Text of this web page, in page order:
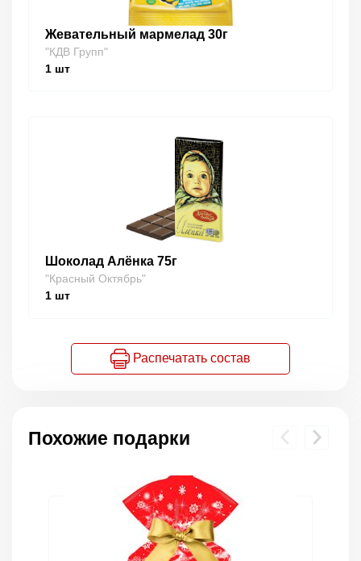
Жевательный мармелад 30г
"КДВ Групп"
1 шт
Шоколад Алёнка 75г
"Красный Октябрь"
1 шт
Распечатать состав
Похожие подарки